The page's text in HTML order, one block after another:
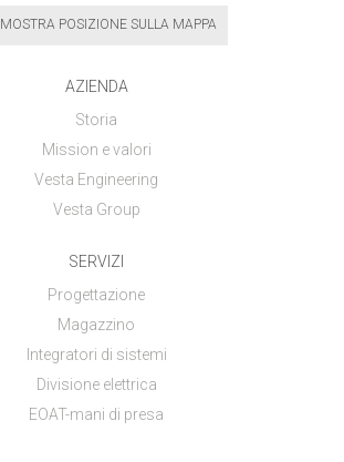
MOSTRA POSIZIONE SULLA MAPPA
AZIENDA
Storia
Mission e valori
Vesta Engineering
Vesta Group
SERVIZI
Progettazione
Magazzino
Integratori di sistemi
Divisione elettrica
EOAT-mani di presa